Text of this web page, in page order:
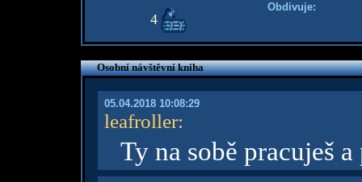
4
Obdivuje:
Osobní návštěvní kniha
05.04.2018 10:08:29
leafroller:
Ty na sobě pracuješ